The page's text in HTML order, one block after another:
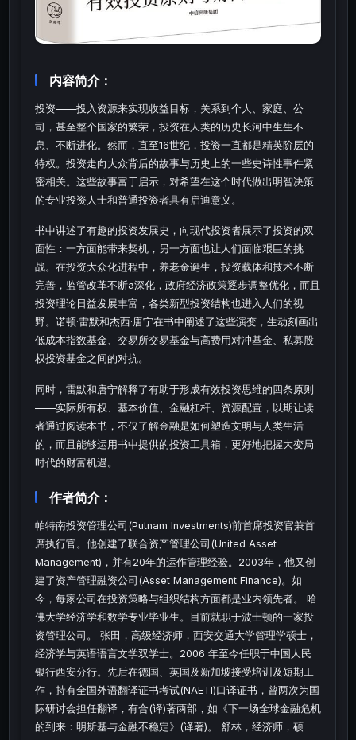
内容简介：
投资——投入资源来实现收益目标，关系到个人、家庭、公
司，甚至整个国家的繁荣，投资在人类的历史长河中生生不
息、不断进化。然而，直至16世纪，投资一直都是精英阶层的
特权。投资走向大众背后的故事与历史上的一些史诗性事件紧
密相关。这些故事富于启示，对希望在这个时代做出明智决策
的专业投资人士和普通投资者具有启迪意义。
书中讲述了有趣的投资发展史，向现代投资者展示了投资的双
面性：一方面能带来契机，另一方面也让人们面临艰巨的挑
战。在投资大众化进程中，养老金诞生，投资载体和技术不断
完善，监管改革不断a深化，政府经济政策逐步调整优化，而且
投资理论日益发展丰富，各类新型投资结构也进入人们的视
野。诺顿·雷默和杰西·唐宁在书中阐述了这些演变，生动刻画出
低成本指数基金、交易所交易基金与高费用对冲基金、私募股
权投资基金之间的对抗。
同时，雷默和唐宁解释了有助于形成有效投资思维的四条原则
——实际所有权、基本价值、金融杠杆、资源配置，以期让读
者通过阅读本书，不仅了解金融是如何塑造文明与人类生活
的，而且能够运用书中提供的投资工具箱，更好地把握大变局
时代的财富机遇。
作者简介：
帕特南投资管理公司(Putnam Investments)前首席投资官兼首
席执行官。他创建了联合资产管理公司(United Asset
Management)，并有20年的运作管理经验。2003年，他又创
建了资产管理融资公司(Asset Management Finance)。如
今，每家公司在投资策略与组织结构方面都是业内领先者。 哈
佛大学经济学和数学专业毕业生。目前就职于波士顿的一家投
资管理公司。 张田，高级经济师，西安交通大学管理学硕士，
经济学与英语语言文学双学士。2006 年至今任职于中国人民
银行西安分行。先后在德国、英国及新加坡接受培训及短期工
作，持有全国外语翻译证书考试(NAETI)口译证书，曾两次为国
际研讨会担任翻译，有合(译)著两部，如《下一场全球金融危机
的到来：明斯基与金融不稳定》(译著)。 舒林，经济师，硕